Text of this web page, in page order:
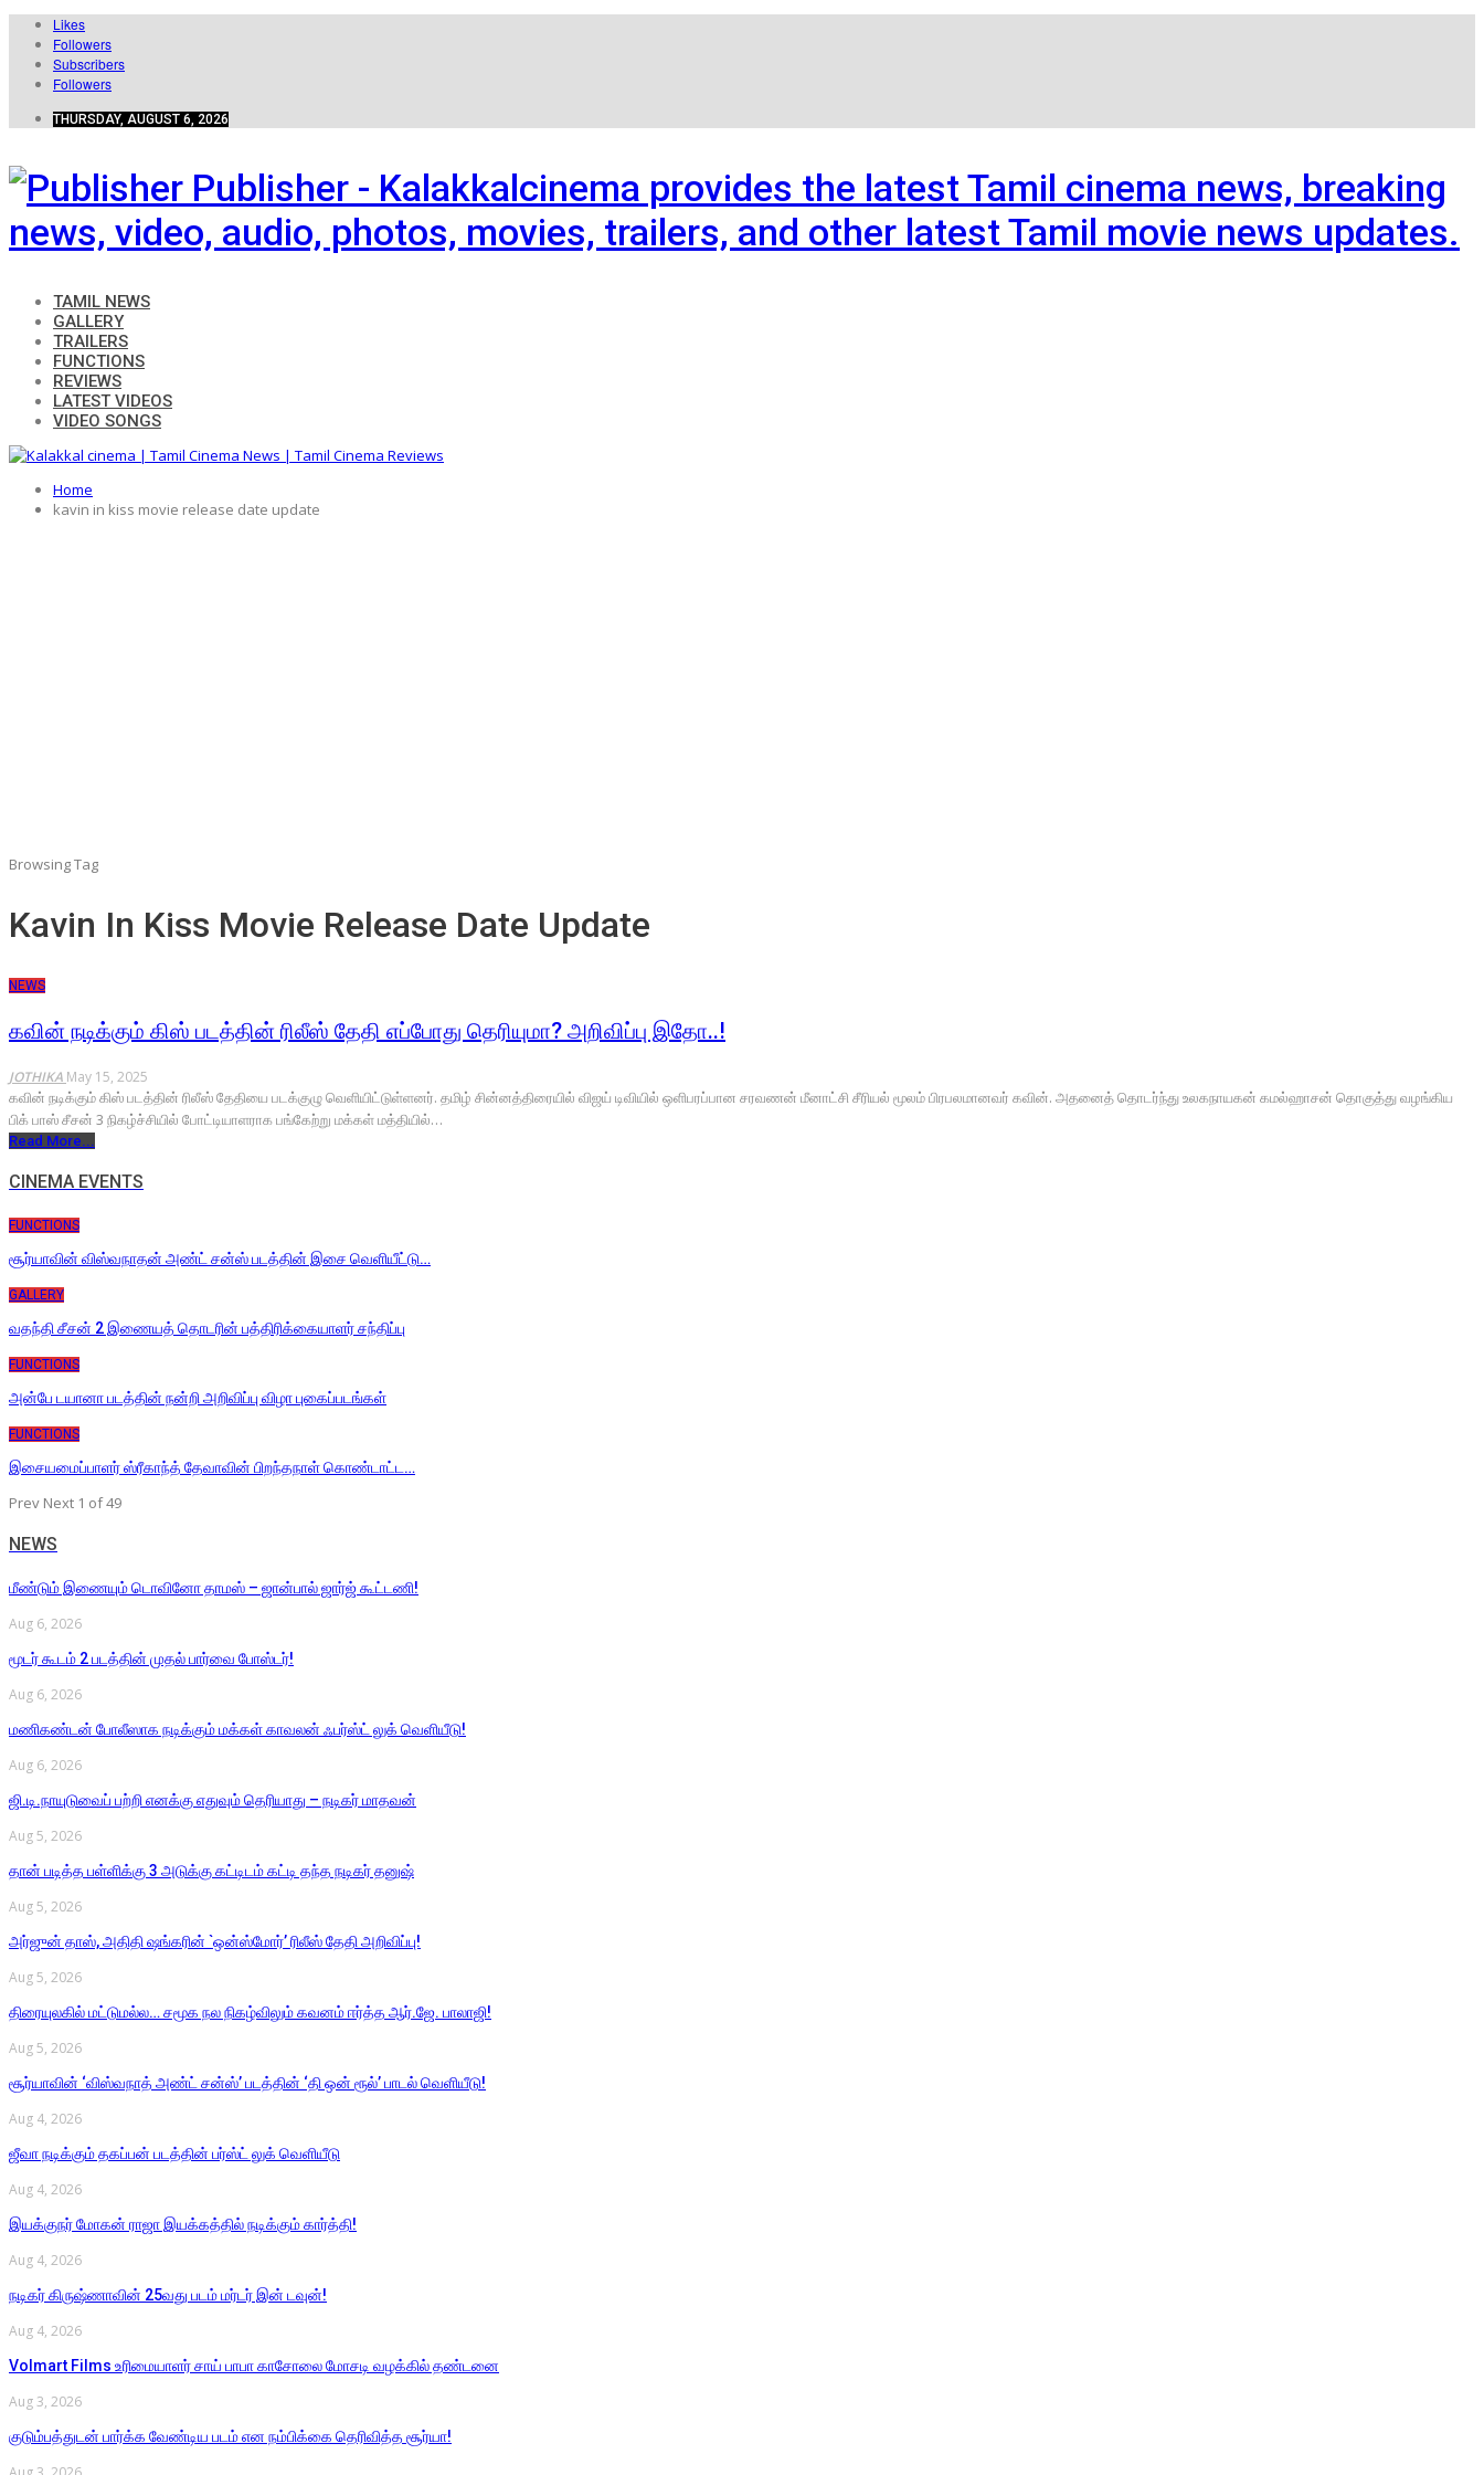
Likes
Followers
Subscribers
Followers
THURSDAY, AUGUST 6, 2026
Publisher - Kalakkalcinema provides the latest Tamil cinema news, breaking
news, video, audio, photos, movies, trailers, and other latest Tamil movie news updates.
TAMIL NEWS
GALLERY
TRAILERS
FUNCTIONS
REVIEWS
LATEST VIDEOS
VIDEO SONGS
Home
kavin in kiss movie release date update
Browsing Tag
Kavin In Kiss Movie Release Date Update
NEWS
கவின் நடிக்கும் கிஸ் படத்தின் ரிலீஸ் தேதி எப்போது தெரியுமா? அறிவிப்பு இதோ..!
JOTHIKA May 15, 2025
கவின் நடிக்கும் கிஸ் படத்தின் ரிலீஸ் தேதியை படக்குழு வெளியிட்டுள்ளனர். தமிழ் சின்னத்திரையில் விஜய் டிவியில் ஒளிபரப்பான சரவணன் மீனாட்சி சீரியல் மூலம் பிரபலமானவர் கவின். அதனைத் தொடர்ந்து உலகநாயகன் கமல்ஹாசன் தொகுத்து வழங்கிய
பிக் பாஸ் சீசன் 3 நிகழ்ச்சியில் போட்டியாளராக பங்கேற்று மக்கள் மத்தியில்…
Read More...
CINEMA EVENTS
FUNCTIONS
சூர்யாவின் விஸ்வநாதன் அண்ட் சன்ஸ் படத்தின் இசை வெளியீட்டு…
GALLERY
வதந்தி சீசன் 2 இணையத் தொடரின் பத்திரிக்கையாளர் சந்திப்பு
FUNCTIONS
அன்பே டயானா படத்தின் நன்றி அறிவிப்பு விழா புகைப்படங்கள்
FUNCTIONS
இசையமைப்பாளர் ஸ்ரீகாந்த் தேவாவின் பிறந்தநாள் கொண்டாட்ட…
Prev Next 1 of 49
NEWS
மீண்டும் இணையும் டொவினோ தாமஸ் – ஜான்பால் ஜார்ஜ் கூட்டணி!
Aug 6, 2026
மூடர் கூடம் 2 படத்தின் முதல் பார்வை போஸ்டர்!
Aug 6, 2026
மணிகண்டன் போலீஸாக நடிக்கும் மக்கள் காவலன் ஃபர்ஸ்ட் லுக் வெளியீடு!
Aug 6, 2026
ஜி.டி.நாயுடுவைப் பற்றி எனக்கு எதுவும் தெரியாது – நடிகர் மாதவன்
Aug 5, 2026
தான் படித்த பள்ளிக்கு 3 அடுக்கு கட்டிடம் கட்டி தந்த நடிகர் தனுஷ்
Aug 5, 2026
அர்ஜுன் தாஸ், அதிதி ஷங்கரின் `ஒன்ஸ்மோர்’ ரிலீஸ் தேதி அறிவிப்பு!
Aug 5, 2026
திரையுலகில் மட்டுமல்ல… சமூக நல நிகழ்விலும் கவனம் ஈர்த்த ஆர்.ஜே. பாலாஜி!
Aug 5, 2026
சூர்யாவின் ‘விஸ்வநாத் அண்ட் சன்ஸ்’ படத்தின் ‘தி ஒன் ரூல்’ பாடல் வெளியீடு!
Aug 4, 2026
ஜீவா நடிக்கும் தகப்பன் படத்தின் பர்ஸ்ட் லுக் வெளியீடு
Aug 4, 2026
இயக்குநர் மோகன் ராஜா இயக்கத்தில் நடிக்கும் கார்த்தி!
Aug 4, 2026
நடிகர் கிருஷ்ணாவின் 25வது படம் மர்டர் இன் டவுன்!
Aug 4, 2026
Volmart Films உரிமையாளர் சாய் பாபா காசோலை மோசடி வழக்கில் தண்டனை
Aug 3, 2026
குடும்பத்துடன் பார்க்க வேண்டிய படம் என நம்பிக்கை தெரிவித்த சூர்யா!